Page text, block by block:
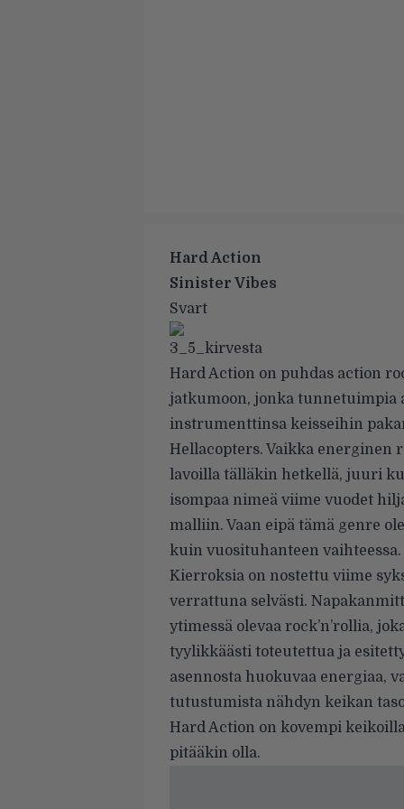
Hard Action
Sinister Vibes
Svart
Hard Action on puhdas action
jatkumoon, jonka tunnetuimpia
instrumenttinsa keisseihin
Hellacopters. Vaikka
lavoilla tälläkin hetkellä, juuri
isompaa nimeä viime vuodet
malliin. Vaan eipä tämä genre
kuin vuosituhanteen vaihteessa.
Kierroksia on nostettu viime
verrattuna selvästi.
ytimessä olevaa rock’n’rollia,
tyylikkäästi toteutettua ja
asennosta huokuvaa energiaa,
tutustumista nähdyn keikan
Hard Action on kovempi
pitääkin olla.